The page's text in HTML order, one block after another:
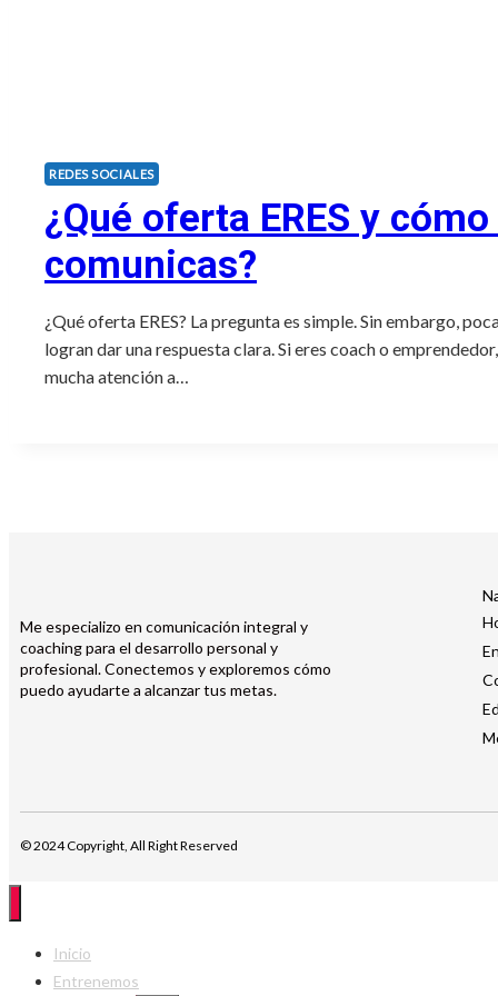
REDES SOCIALES
¿Qué oferta ERES y
comunicas?
¿Qué oferta ERES? La pregunta es simple. Sin embargo,
logran dar una respuesta clara. Si eres coach o
mucha atención a…
Me especializo en comunicación integral y
coaching para el desarrollo personal y
profesional. Conectemos y exploremos cómo
puedo ayudarte a alcanzar tus metas.
© 2024 Copyright, All Right Reserved​
Inicio
Entrenemos